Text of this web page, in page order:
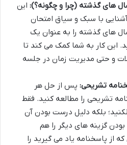
های گذشته (چرا و چگونه؟): این
با سبک و سیاق امتحان
های گذشته را به عنوان یک
این کار به شما کمک می کند تا
و حتی مدیریت زمان در جلسه
تشریحی: پس از حل هر
تشریحی را مطالعه کنید. فقط
بلکه دلیل درست بودن آن
گزینه های دیگر را هم
از پاسخنامه یاد می گیرید را